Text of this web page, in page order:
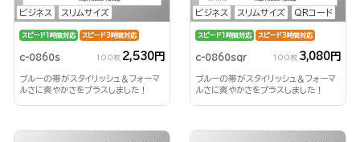
ビジネス スリムサイズ
スピード1時間対応 スピード3時間対応
c-0860s 100枚 2,530円
ブルーの帯がスタイリッシュ＆フォーマ
ルさに爽やかさをプラスしました！
ビジネス スリムサイズ QRコード
スピード1時間対応 スピード3時間対応
c-0860sqr 100枚 3,080円
ブルーの帯がスタイリッシュ＆フォーマ
ルさに爽やかさをプラスしました！